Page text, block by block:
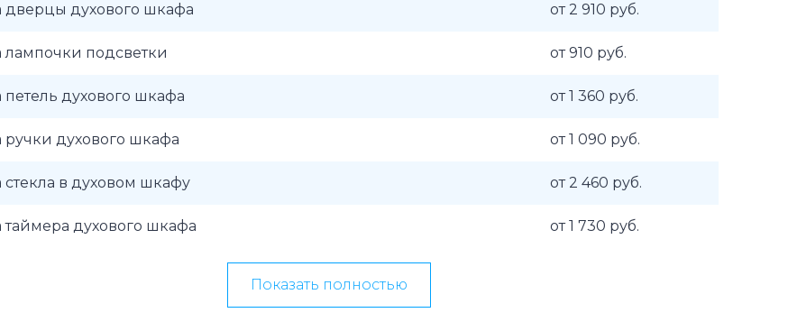
дверцы духового шкафа от 2 910 руб.
лампочки подсветки от 910 руб.
петель духового шкафа от 1 360 руб.
ручки духового шкафа от 1 090 руб.
стекла в духовом шкафу от 2 460 руб.
таймера духового шкафа от 1 730 руб.
Показать полностью